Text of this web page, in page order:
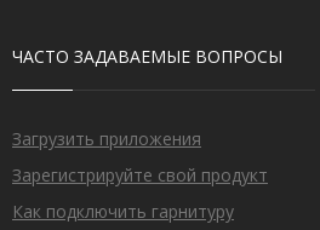
ЧАСТО ЗАДАВАЕМЫЕ ВОПРОСЫ
Загрузить приложения
Зарегистрируйте свой продукт
Как подключить гарнитуру